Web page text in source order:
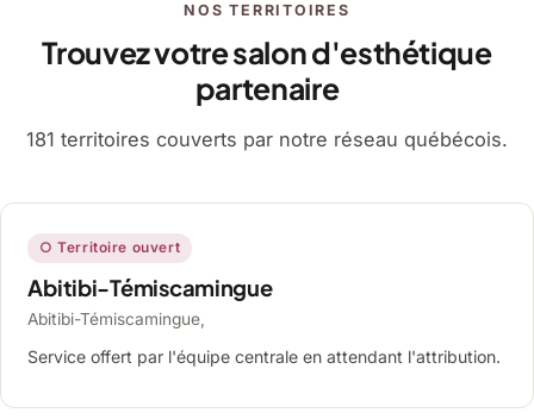
NOS TERRITOIRES
Trouvez votre salon d'esthétique
partenaire
181 territoires couverts par notre réseau québécois.
○ Territoire ouvert
Abitibi-Témiscamingue
Abitibi-Témiscamingue,
Service offert par l'équipe centrale en attendant l'attribution.